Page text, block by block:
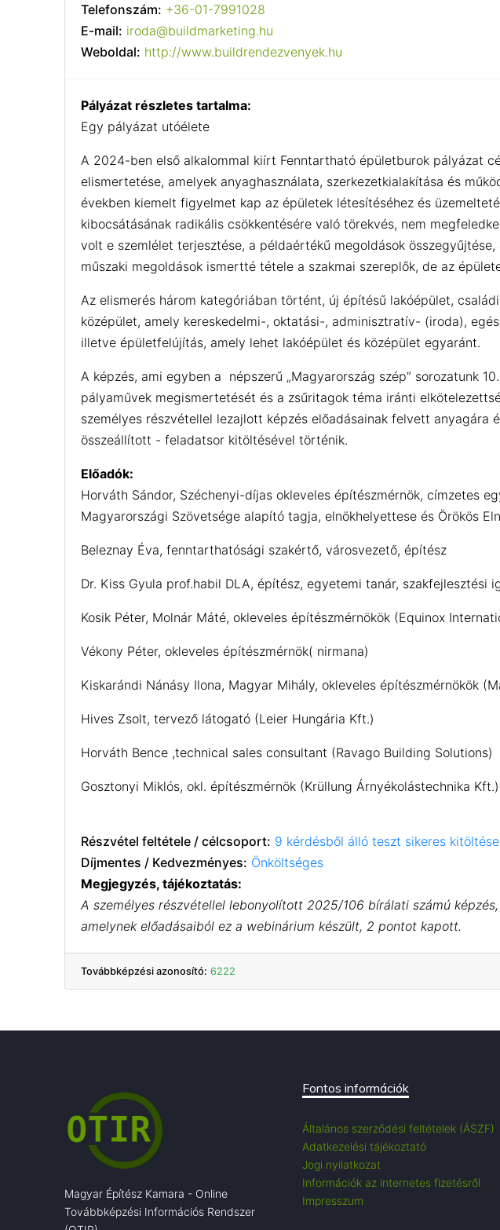
Telefonszám: +36-01-7991028
E-mail: iroda@buildmarketing.hu
Weboldal: http://www.buildrendezvenyek.hu
Pályázat részletes tartalma:
Egy pályázat utóélete
A 2024-ben első alkalommal kiírt Fenntartható épületburok pályázat
elismertetése, amelyek anyaghasználata, szerkezetkialakítása és
években kiemelt figyelmet kap az épületek létesítéséhez és
kibocsátásának radikális csökkentésére való törekvés, nem
volt e szemlélet terjesztése, a példaértékű megoldások
műszaki megoldások ismertté tétele a szakmai szereplők, de az
Az elismerés három kategóriában történt, új építésű lakóépület,
középület, amely kereskedelmi-, oktatási-, adminisztratív- (iroda),
illetve épületfelújítás, amely lehet lakóépület és középület egyaránt.
A képzés, ami egyben a népszerű „Magyarország szép” sorozatunk
pályaművek megismertetését és a zsűritagok téma iránti
személyes részvétellel lezajlott képzés előadásainak felvett
összeállított - feladatsor kitöltésével történik.
Előadók:
Horváth Sándor, Széchenyi-díjas okleveles építészmérnök, címzetes
Magyarországi Szövetsége alapító tagja, elnökhelyettese és Örökös
Beleznay Éva, fenntarthatósági szakértő, városvezető, építész
Dr. Kiss Gyula prof.habil DLA, építész, egyetemi tanár,
Kosik Péter, Molnár Máté, okleveles építészmérnökök (Equinox
Vékony Péter, okleveles építészmérnök( nirmana)
Kiskarándi Nánásy Ilona, Magyar Mihály, okleveles építészmérnökök
Hives Zsolt, tervező látogató (Leier Hungária Kft.)
Horváth Bence ,technical sales consultant (Ravago Building Solutions)
Gosztonyi Miklós, okl. építészmérnök (Krüllung Árnyékolástechnika Kft.)
Részvétel feltétele / célcsoport: 9 kérdésből álló teszt sikeres kitöltése
Díjmentes / Kedvezményes: Önköltséges
Megjegyzés, tájékoztatás:
A személyes részvétellel lebonyolított 2025/106 bírálati számú képzés,
amelynek előadásaiból ez a webinárium készült, 2 pontot kapott.
Továbbképzési azonosító: 6222
Magyar Építész Kamara - Online
Továbbképzési Információs Rendszer
Fontos információk
Általános szerződési feltételek (ÁSZF)
Adatkezelési tájékoztató
Jogi nyilatkozat
Információk az internetes fizetésről
Impresszum